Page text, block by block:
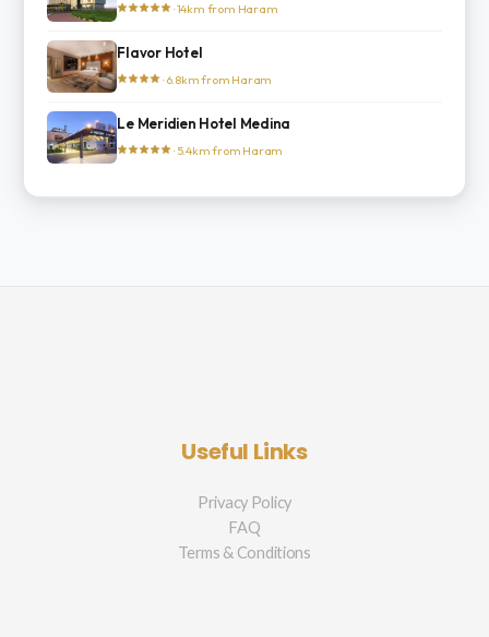
· 14km from Haram
Flavor Hotel
· 6.8km from Haram
Le Meridien Hotel Medina
· 5.4km from Haram
Useful Links
Privacy Policy
FAQ
Terms & Conditions